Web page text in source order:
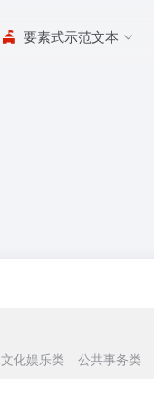
要素式示范文本
文化娱乐类 公共事务类